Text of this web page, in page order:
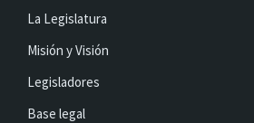
La Legislatura
Misión y Visión
Legisladores
Base legal